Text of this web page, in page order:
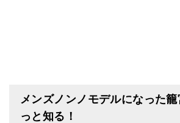
メンズノンノモデルになった
っと知る！